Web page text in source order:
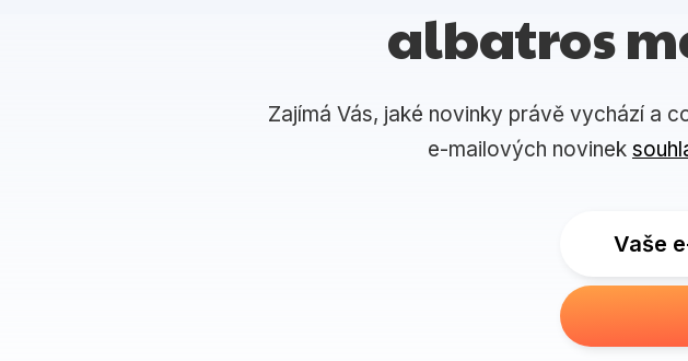
albatros
Zajímá Vás, jaké novinky právě vychází a
e-mailových novinek
Vaše